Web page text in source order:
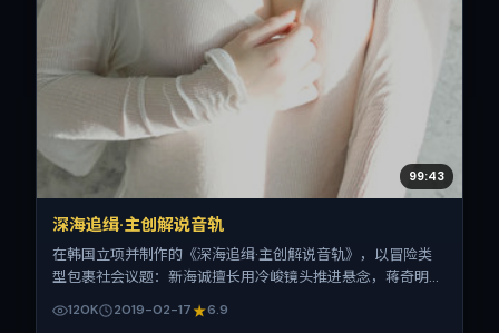
99:43
深海追缉·主创解说音轨
在韩国立项并制作的《深海追缉·主创解说音轨》，以冒险类
型包裹社会议题：新海诚擅长用冷峻镜头推进悬念，蒋奇明、
一。上映时间：2019-02-17；片长126分钟；适合关注现实质
120K 2019-02-17 6.9